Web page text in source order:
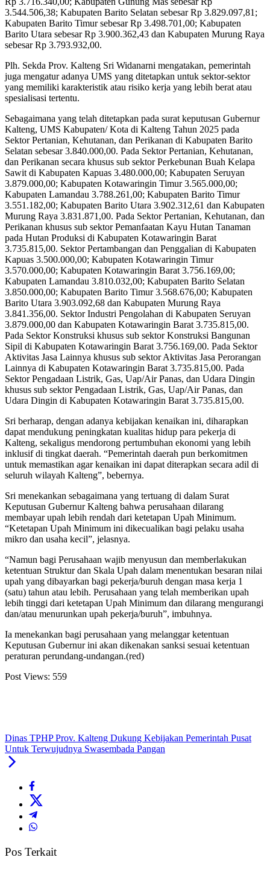
3.544.506,38; Kabupaten Barito Selatan sebesar Rp 3.829.097,81;
Kabupaten Barito Timur sebesar Rp 3.498.701,00; Kabupaten
Barito Utara sebesar Rp 3.900.362,43 dan Kabupaten Murung Raya
sebesar Rp 3.793.932,00.
Plh. Sekda Prov. Kalteng Sri Widanarni mengatakan, pemerintah
juga mengatur adanya UMS yang ditetapkan untuk sektor-sektor
yang memiliki karakteristik atau risiko kerja yang lebih berat atau
spesialisasi tertentu.
Sebagaimana yang telah ditetapkan pada surat keputusan Gubernur
Kalteng, UMS Kabupaten/ Kota di Kalteng Tahun 2025 pada
Sektor Pertanian, Kehutanan, dan Perikanan di Kabupaten Barito
Selatan sebesar 3.840.000,00. Pada Sektor Pertanian, Kehutanan,
dan Perikanan secara khusus sub sektor Perkebunan Buah Kelapa
Sawit di Kabupaten Kapuas 3.480.000,00; Kabupaten Seruyan
3.879.000,00; Kabupaten Kotawaringin Timur 3.565.000,00;
Kabupaten Lamandau 3.788.261,00; Kabupaten Barito Timur
3.551.182,00; Kabupaten Barito Utara 3.902.312,61 dan Kabupaten
Murung Raya 3.831.871,00. Pada Sektor Pertanian, Kehutanan, dan
Perikanan khusus sub sektor Pemanfaatan Kayu Hutan Tanaman
pada Hutan Produksi di Kabupaten Kotawaringin Barat
3.735.815,00. Sektor Pertambangan dan Penggalian di Kabupaten
Kapuas 3.500.000,00; Kabupaten Kotawaringin Timur
3.570.000,00; Kabupaten Kotawaringin Barat 3.756.169,00;
Kabupaten Lamandau 3.810.032,00; Kabupaten Barito Selatan
3.850.000,00; Kabupaten Barito Timur 3.568.676,00; Kabupaten
Barito Utara 3.903.092,68 dan Kabupaten Murung Raya
3.841.356,00. Sektor Industri Pengolahan di Kabupaten Seruyan
3.879.000,00 dan Kabupaten Kotawaringin Barat 3.735.815,00.
Pada Sektor Konstruksi khusus sub sektor Konstruksi Bangunan
Sipil di Kabupaten Kotawaringin Barat 3.756.169,00. Pada Sektor
Aktivitas Jasa Lainnya khusus sub sektor Aktivitas Jasa Perorangan
Lainnya di Kabupaten Kotawaringin Barat 3.735.815,00. Pada
Sektor Pengadaan Listrik, Gas, Uap/Air Panas, dan Udara Dingin
khusus sub sektor Pengadaan Listrik, Gas, Uap/Air Panas, dan
Udara Dingin di Kabupaten Kotawaringin Barat 3.735.815,00.
Sri berharap, dengan adanya kebijakan kenaikan ini, diharapkan
dapat mendukung peningkatan kualitas hidup para pekerja di
Kalteng, sekaligus mendorong pertumbuhan ekonomi yang lebih
inklusif di tingkat daerah. “Pemerintah daerah pun berkomitmen
untuk memastikan agar kenaikan ini dapat diterapkan secara adil di
seluruh wilayah Kalteng”, bebernya.
Sri menekankan sebagaimana yang tertuang di dalam Surat
Keputusan Gubernur Kalteng bahwa perusahaan dilarang
membayar upah lebih rendah dari ketetapan Upah Minimum.
“Ketetapan Upah Minimum ini dikecualikan bagi pelaku usaha
mikro dan usaha kecil”, jelasnya.
“Namun bagi Perusahaan wajib menyusun dan memberlakukan
ketentuan Struktur dan Skala Upah dalam menentukan besaran nilai
upah yang dibayarkan bagi pekerja/buruh dengan masa kerja 1
(satu) tahun atau lebih. Perusahaan yang telah memberikan upah
lebih tinggi dari ketetapan Upah Minimum dan dilarang mengurangi
dan/atau menurunkan upah pekerja/buruh”, imbuhnya.
Ia menekankan bagi perusahaan yang melanggar ketentuan
Keputusan Gubernur ini akan dikenakan sanksi sesuai ketentuan
peraturan perundang-undangan.(red)
Post Views: 559
Dinas TPHP Prov. Kalteng Dukung Kebijakan Pemerintah Pusat
Untuk Terwujudnya Swasembada Pangan
Pos Terkait